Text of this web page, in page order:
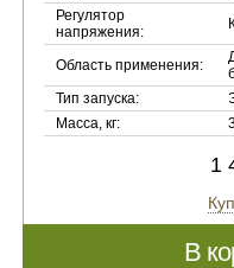
Регулятор
напряжения:
Область применения:
Тип запуска:
Масса, кг:
1
В